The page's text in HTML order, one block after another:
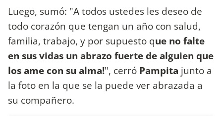
Luego, sumó: "A todos ustedes les deseo de
todo corazón que tengan un año con salud,
familia, trabajo, y por supuesto que no falte
en sus vidas un abrazo fuerte de alguien que
los ame con su alma!", cerró Pampita junto a
la foto en la que se la puede ver abrazada a
su compañero.